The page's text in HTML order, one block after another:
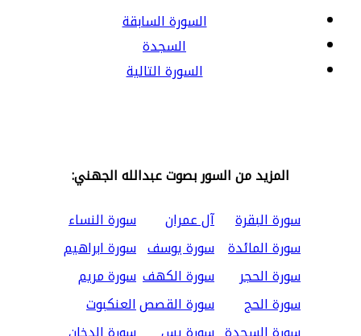
السورة السابقة
السجدة
السورة التالية
المزيد من السور بصوت عبدالله الجهني:
سورة البقرة
آل عمران
سورة النساء
سورة المائدة سورة يوسف سورة ابراهيم
سورة الحجر
سورة الكهف سورة مريم
سورة الحج
سورة القصصالعنكبوت